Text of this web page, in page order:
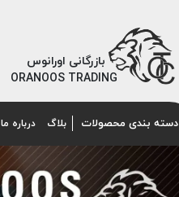
بازرگانی اورانوس
ORANOOS TRADING
دسته بندی محصولات بلاگ درباره ما